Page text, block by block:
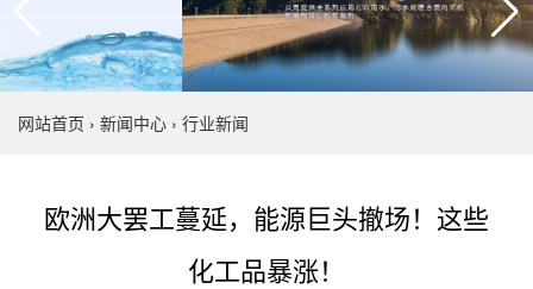
网站首页 › 新闻中心 › 行业新闻
欧洲大罢工蔓延，能源巨头撤场！这些
化工品暴涨！